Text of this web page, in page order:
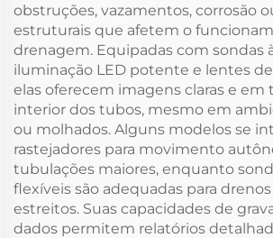
obstruções, vazamentos, corrosão
estruturais que afetem o
drenagem. Equipadas com sondas
iluminação LED potente e lentes
elas oferecem imagens claras e em
interior dos tubos, mesmo em
ou molhados. Alguns modelos se
rastejadores para movimento
tubulações maiores, enquanto
flexíveis são adequadas para
estreitos. Suas capacidades de
dados permitem relatórios